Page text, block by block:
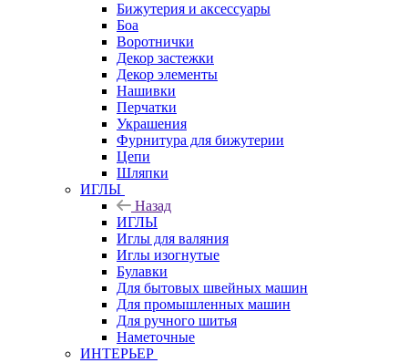
Бижутерия и аксессуары
Боа
Воротнички
Декор застежки
Декор элементы
Нашивки
Перчатки
Украшения
Фурнитура для бижутерии
Цепи
Шляпки
ИГЛЫ
Назад
ИГЛЫ
Иглы для валяния
Иглы изогнутые
Булавки
Для бытовых швейных машин
Для промышленных машин
Для ручного шитья
Наметочные
ИНТЕРЬЕР